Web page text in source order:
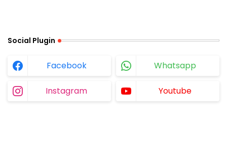
Social Plugin
Facebook Whatsapp
Instagram Youtube